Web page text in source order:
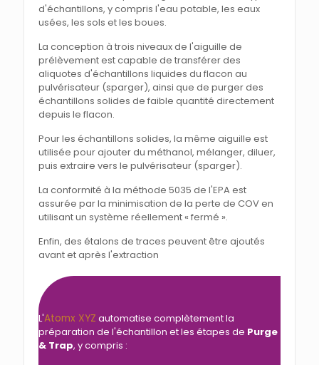
d'échantillons, y compris l'eau potable, les eaux
usées, les sols et les boues.
La conception à trois niveaux de l'aiguille de
prélèvement est capable de transférer des
aliquotes d'échantillons liquides du flacon au
pulvérisateur (sparger), ainsi que de purger des
échantillons solides de faible quantité directement
depuis le flacon.
Pour les échantillons solides, la même aiguille est
utilisée pour ajouter du méthanol, mélanger, diluer,
puis extraire vers le pulvérisateur (sparger).
La conformité à la méthode 5035 de l'EPA est
assurée par la minimisation de la perte de COV en
utilisant un système réellement « fermé ».
Enfin, des étalons de traces peuvent être ajoutés
avant et après l'extraction
L'Atomx XYZ automatise complètement la
préparation de l'échantillon et les étapes de Purge
& Trap, y compris :